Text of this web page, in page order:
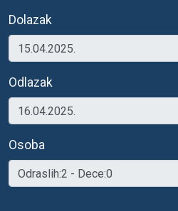
Dolazak
Odlazak
Osoba